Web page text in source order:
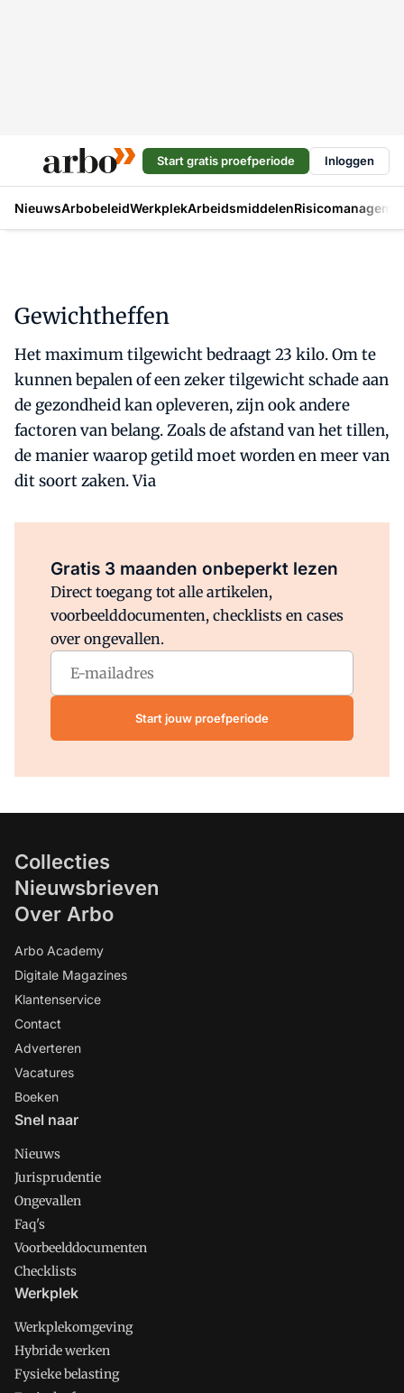
Start gratis proefperiode Inloggen
NieuwsArbobeleidWerkplekArbeidsmiddelen
Gewichtheffen
Het maximum tilgewicht bedraagt 23 kilo. Om te
kunnen bepalen of een zeker tilgewicht schade aan
de gezondheid kan opleveren, zijn ook andere
factoren van belang. Zoals de afstand van het tillen,
de manier waarop getild moet worden en meer van
dit soort zaken. Via
Gratis 3 maanden onbeperkt lezen
Direct toegang tot alle artikelen,
voorbeelddocumenten, checklists en cases
over ongevallen.
Start jouw proefperiode
Collecties
Nieuwsbrieven
Over Arbo
Arbo Academy
Digitale Magazines
Klantenservice
Contact
Adverteren
Vacatures
Boeken
Snel naar
Nieuws
Jurisprudentie
Ongevallen
Faq's
Voorbeelddocumenten
Checklists
Werkplek
Werkplekomgeving
Hybride werken
Fysieke belasting